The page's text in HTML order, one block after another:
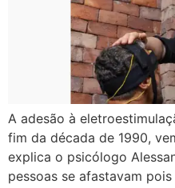
A adesão à
fim da década de 1990,
explica o psicólogo
pessoas se afastavam